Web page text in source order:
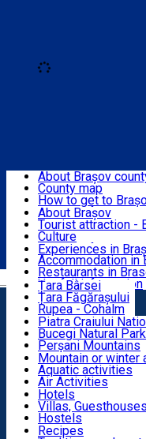
Română
BRAȘOV
EXPERIENCES
DESTINATIONS
NATURE
ACTIVE TOURISM
ACCOMMODATION
CULTURAL HERITAGE
About Brașov
County map
How to get to
Tourist Information
Tourist Guides
Brașov Tourism
Historical tourist
What would a
Tourism news
Restaurants
About Brașov
Tourist attraction -
Culture
Tourist Information
Accommodation in
Restaurants in
Usefull information
Experiences in
Țara Bârsei
Țara Făgărașului
Rupea - Cohalm
ECO Destinations
Piatra Craiului
Bucegi Natural Park
Perșani Mountains
Făgăraș Mountains
Postăvarul Peak
Măgura Codlei
Ciucaș Mountains
Protected areas
Other natural
Speoturism
Mountain or winter
Aquatic activities
Air Activities
Adventure,
Cycling, Running
Other activities
Hotels
Villas, Guesthouses
Hostels
Cottages
Recipes